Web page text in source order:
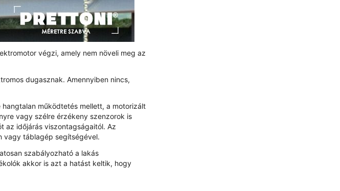
végzi, amely nem növeli meg az
dugasznak. Amennyiben nincs,
működtetés mellett, a motorizált
vagy szélre érzékeny szenzorok is
az időjárás viszontagságaitól. Az
vagy táblagép segítségével.
szabályozható a lakás
akkor is azt a hatást keltik, hogy